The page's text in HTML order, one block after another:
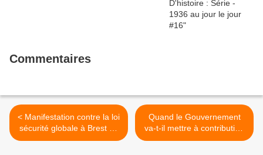
Commentaires
< Manifestation contre la loi
sécurité globale à Brest ce
samedi 30 janvier- les
Quand le Gouvernement
va-t-il mettre à contribution
ceux qui ont de plus en plus